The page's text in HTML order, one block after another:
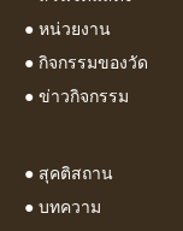
● หน่วยงาน
● กิจกรรมของวัด
● ข่าวกิจกรรม
● สุคติสถาน
● บทความ